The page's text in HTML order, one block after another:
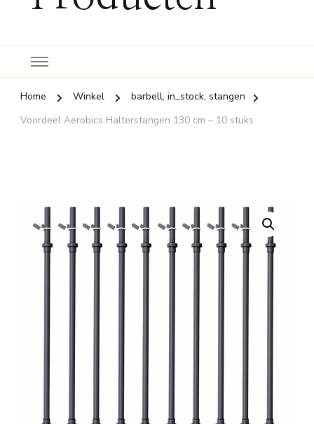
Home Winkel
barbell, in_stock, stangen
Voordeel Aerobics Halterstangen 130 cm – 10 stuks